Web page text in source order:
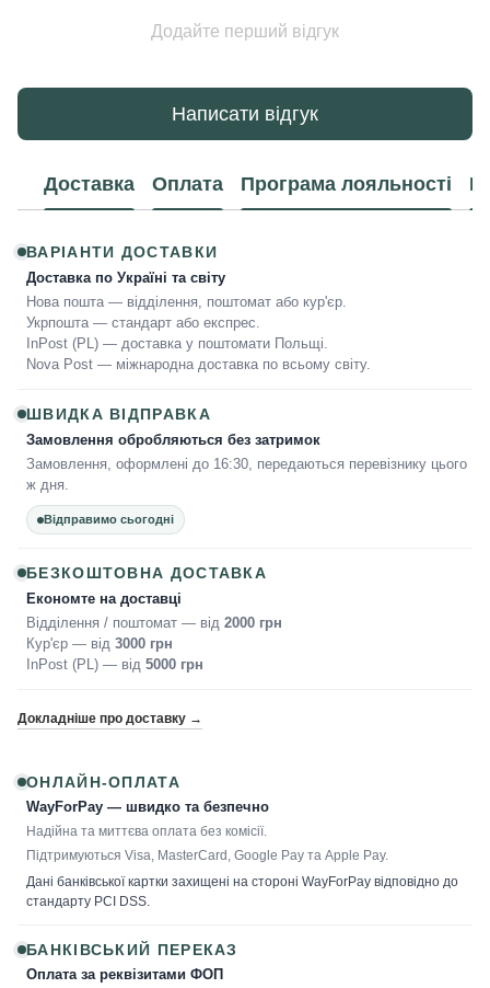
Додайте перший відгук
Написати відгук
Доставка Оплата Програма лояльності
ВАРІАНТИ ДОСТАВКИ
Доставка по Україні та світу
Нова пошта — відділення, поштомат або кур'єр.
Укрпошта — стандарт або експрес.
InPost (PL) — доставка у поштомати Польщі.
Nova Post — міжнародна доставка по всьому світу.
ШВИДКА ВІДПРАВКА
Замовлення обробляються без затримок
Замовлення, оформлені до 16:30, передаються перевізнику цього
ж дня.
Відправимо сьогодні
БЕЗКОШТОВНА ДОСТАВКА
Економте на доставці
Відділення / поштомат — від 2000 грн
Кур'єр — від 3000 грн
InPost (PL) — від 5000 грн
Докладніше про доставку →
ОНЛАЙН-ОПЛАТА
WayForPay — швидко та безпечно
Надійна та миттєва оплата без комісії.
Підтримуються Visa, MasterCard, Google Pay та Apple Pay.
Дані банківської картки захищені на стороні WayForPay відповідно до
стандарту PCI DSS.
БАНКІВСЬКИЙ ПЕРЕКАЗ
Оплата за реквізитами ФОП